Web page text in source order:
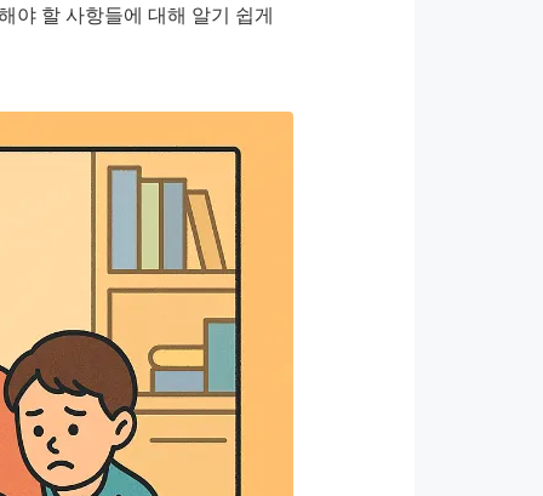
야 할 사항들에 대해 알기 쉽게